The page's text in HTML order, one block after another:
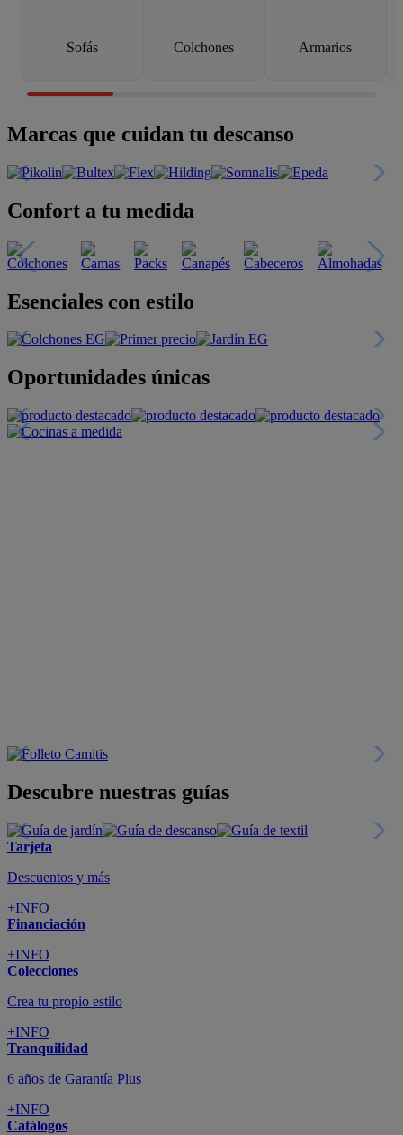
Sofás Colchones Armarios
Marcas que cuidan tu descanso
Confort a tu medida
Esenciales con estilo
Oportunidades únicas
Descubre nuestras guías
Tarjeta
Descuentos y más
+INFO
Financiación
+INFO
Colecciones
Crea tu propio estilo
+INFO
Tranquilidad
6 años de Garantía Plus
+INFO
Catálogos